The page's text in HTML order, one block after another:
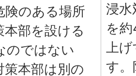
険のある場所
本部を設ける
のではない
策本部は別の
浸水
を
上
す。